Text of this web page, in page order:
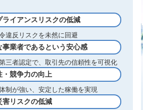
ライアンスリスクの低減
違反リスクを未然に回避
事業者であるという安心感
三者認定で、取引先の信頼性を可視化
・競争力の向上
制が強い、安定した稼働を実現
害リスクの低減